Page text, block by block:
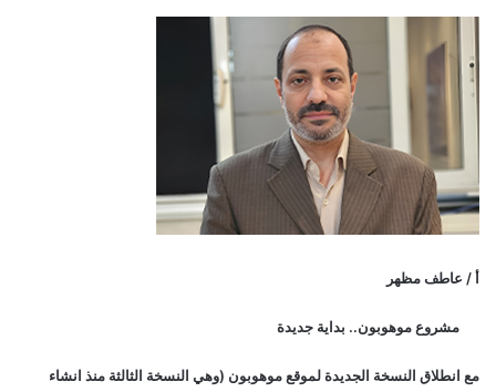
أ / عاطف مظهر
مشروع موهوبون.. بداية جديدة
مع انطلاق النسخة الجديدة لموقع موهوبون (وهي النسخة الثالثة منذ انشاء